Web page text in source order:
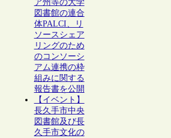
ア州等の大学
図書館の連合
体PALCI、リ
ソースシェア
リングのため
のコンソーシ
アム連携の枠
組みに関する
報告書を公開
【イベント】
長久手市中央
図書館及び長
久手市文化の